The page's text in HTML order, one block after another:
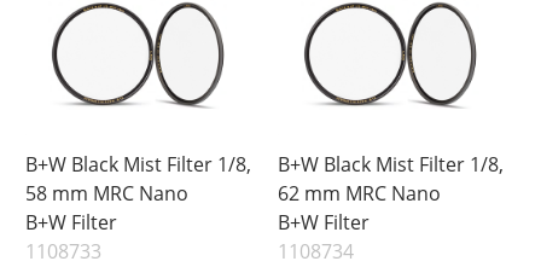
B+W Black Mist Filter 1/8,
58 mm MRC Nano
B+W Filter
1108733
B+W Black Mist Filter 1/8,
62 mm MRC Nano
B+W Filter
1108734